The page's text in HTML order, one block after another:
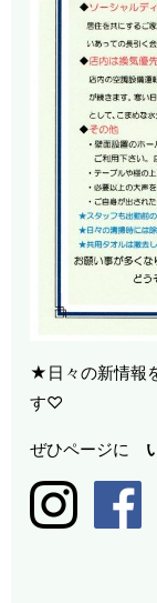
★日々の新情報
す♡
ぜひページに